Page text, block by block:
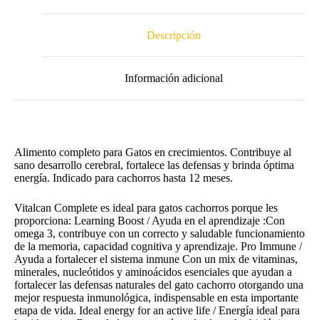
Descripción
Información adicional
Alimento completo para Gatos en crecimientos. Contribuye al
sano desarrollo cerebral, fortalece las defensas y brinda óptima
energía. Indicado para cachorros hasta 12 meses.
Vitalcan Complete es ideal para gatos cachorros porque les
proporciona: Learning Boost / Ayuda en el aprendizaje :Con
omega 3, contribuye con un correcto y saludable funcionamiento
de la memoria, capacidad cognitiva y aprendizaje. Pro Immune /
Ayuda a fortalecer el sistema inmune Con un mix de vitaminas,
minerales, nucleótidos y aminoácidos esenciales que ayudan a
fortalecer las defensas naturales del gato cachorro otorgando una
mejor respuesta inmunológica, indispensable en esta importante
etapa de vida. Ideal energy for an active life / Energía ideal para